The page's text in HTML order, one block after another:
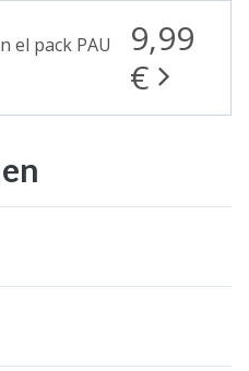
el pack PAU
9,99
€